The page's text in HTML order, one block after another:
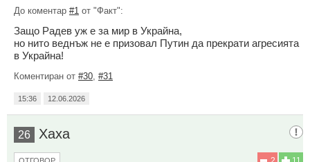
До коментар #1 от "Факт":
Защо Радев уж е за мир в Украйна,
но нито веднъж не е призовал Путин да прекрати агресията
в Украйна!
Коментиран от #30 #31
15:36 12.06.2026
26 Хаха
ОТГОВОР